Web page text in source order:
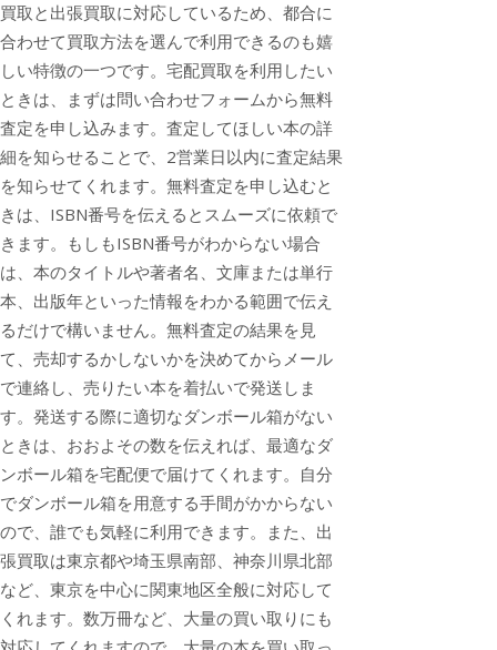
買取と出張買取に対応しているため、都合に
合わせて買取方法を選んで利用できるのも嬉
しい特徴の一つです。宅配買取を利用したい
ときは、まずは問い合わせフォームから無料
査定を申し込みます。査定してほしい本の詳
細を知らせることで、2営業日以内に査定結果
を知らせてくれます。無料査定を申し込むと
きは、ISBN番号を伝えるとスムーズに依頼で
きます。もしもISBN番号がわからない場合
は、本のタイトルや著者名、文庫または単行
本、出版年といった情報をわかる範囲で伝え
るだけで構いません。無料査定の結果を見
て、売却するかしないかを決めてからメール
で連絡し、売りたい本を着払いで発送しま
す。発送する際に適切なダンボール箱がない
ときは、おおよその数を伝えれば、最適なダ
ンボール箱を宅配便で届けてくれます。自分
でダンボール箱を用意する手間がかからない
ので、誰でも気軽に利用できます。また、出
張買取は東京都や埼玉県南部、神奈川県北部
など、東京を中心に関東地区全般に対応して
くれます。数万冊など、大量の買い取りにも